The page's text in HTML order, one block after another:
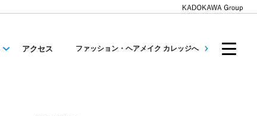
アクセス ファッション・ヘアメイク カレッジへ